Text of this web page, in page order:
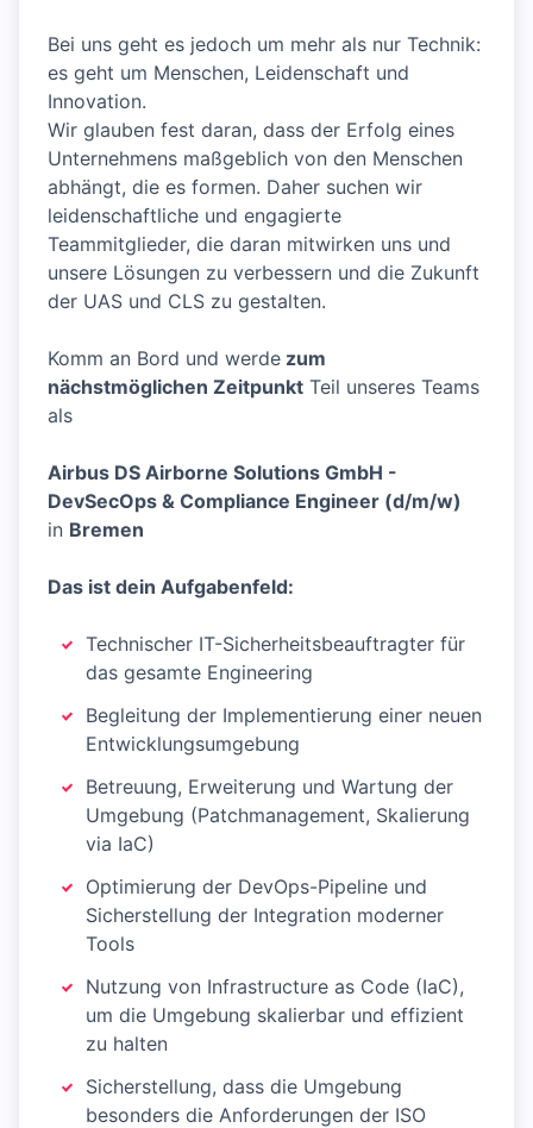
Bei uns geht es jedoch um mehr als nur Technik:
es geht um Menschen, Leidenschaft und
Innovation.
Wir glauben fest daran, dass der Erfolg eines
Unternehmens maßgeblich von den Menschen
abhängt, die es formen. Daher suchen wir
leidenschaftliche und engagierte
Teammitglieder, die daran mitwirken uns und
unsere Lösungen zu verbessern und die Zukunft
der UAS und CLS zu gestalten.
Komm an Bord und werde zum
nächstmöglichen Zeitpunkt Teil unseres Teams
als
Airbus DS Airborne Solutions GmbH -
DevSecOps & Compliance Engineer (d/m/w)
in Bremen
Das ist dein Aufgabenfeld:
Technischer IT-Sicherheitsbeauftragter für
das gesamte Engineering
Begleitung der Implementierung einer neuen
Entwicklungsumgebung
Betreuung, Erweiterung und Wartung der
Umgebung (Patchmanagement, Skalierung
via IaC)
Optimierung der DevOps-Pipeline und
Sicherstellung der Integration moderner
Tools
Nutzung von Infrastructure as Code (IaC),
um die Umgebung skalierbar und effizient
zu halten
Sicherstellung, dass die Umgebung
besonders die Anforderungen der ISO